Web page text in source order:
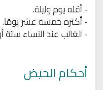
- أقله يوم وليلة.
- أكثره خمسة عشر يومًا.
- الغالب عند النساء ستة
أحكام الحيض